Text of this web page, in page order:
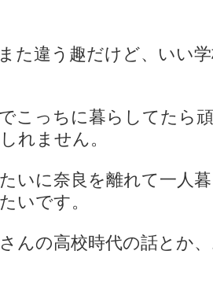
た違う趣だけど、いい
こっちに暮らしてたら
れません。
いに奈良を離れて一人
いです。
んの高校時代の話とか